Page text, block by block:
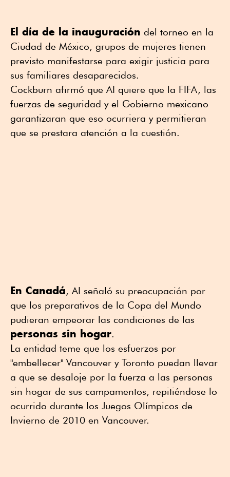
El día de la inauguración del torneo en la
Ciudad de México, grupos de mujeres tienen
previsto manifestarse para exigir justicia para
sus familiares ⁠desaparecidos.
Cockburn afirmó que AI quiere que la FIFA, las
fuerzas de seguridad y el Gobierno mexicano
⁠garantizaran que eso ocurriera y permitieran
que se prestara atención a la ⁠cuestión.
En Canadá, AI señaló su preocupación por
que los preparativos de la Copa del Mundo
pudieran empeorar las condiciones de las
personas sin hogar.
La entidad teme que los esfuerzos por
"embellecer" Vancouver y ⁠Toronto puedan llevar
a que se desaloje por la fuerza a las personas
sin hogar de sus campamentos, repitiéndose lo
ocurrido durante los Juegos Olímpicos de
Invierno de 2010 en Vancouver.